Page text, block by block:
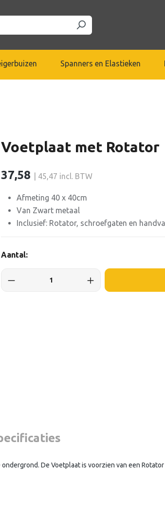
Spanners en Elastieken
Voetplaat met Rotator
37,58 | 45,47 incl. BTW
Afmeting 40 x 40cm
Van Zwart metaal
Inclusief: Rotator, schroefgaten en
Aantal:
De Voetplaat is voorzien van een